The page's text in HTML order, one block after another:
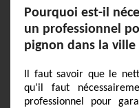
Pourquoi est-il
un professionnel
pignon dans la ville
Il faut savoir que le
qu’il faut
professionnel pour